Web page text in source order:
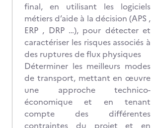
final, en utilisant les logiciels
métiers d’aide à la décision (APS ,
ERP , DRP …), pour détecter et
caractériser les risques associés à
des ruptures de flux physiques
Déterminer les meilleurs modes
de transport, mettant en œuvre
une approche technico-
économique et en tenant
compte des différentes
contraintes du projet et en